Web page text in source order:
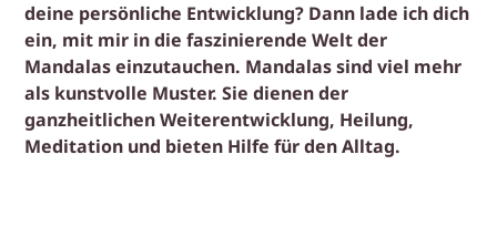
deine persönliche Entwicklung? Dann lade ich dich
ein, mit mir in die faszinierende Welt der
Mandalas einzutauchen. Mandalas sind viel mehr
als kunstvolle Muster. Sie dienen der
ganzheitlichen Weiterentwicklung, Heilung,
Meditation und bieten Hilfe für den Alltag.